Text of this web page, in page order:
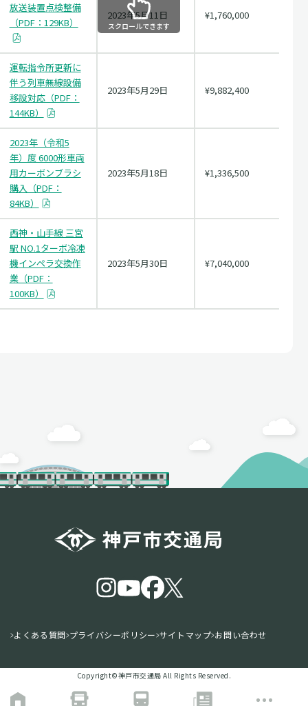
放送装置点検整備
（PDF：129KB）
2023年5月11日 ¥1,760,000
運転指令所更新に
伴う列車無線設備
移設対応（PDF：
144KB）
2023年5月29日 ¥9,882,400
2023年（令和5
年）度 6000形車両
用カーボンブラシ
購入（PDF：
84KB）
2023年5月18日 ¥1,336,500
西神・山手線 三宮
駅 NO.1ターボ冷凍
機インペラ交換作
業（PDF：
100KB）
2023年5月30日 ¥7,040,000
スクロールできます
よくある質問 プライバシーポリシー サイトマップ お問い合わせ
Copyright©️神戸市交通局 All Rights Reserved.